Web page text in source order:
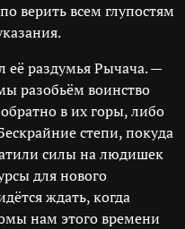
верить всем глупостям
её раздумья Рычача. —
разобьём воинство
в их горы, либо
степи, покуда
силы на людишек
для нового
ждать, когда
нам этого времени